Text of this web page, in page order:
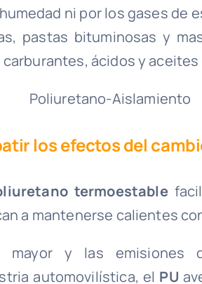
ni por los gases de
pastas bituminosas y
ácidos y
los efectos del
termoestable
a mantenerse calientes
mayor y las emisiones
automovilística, el PU